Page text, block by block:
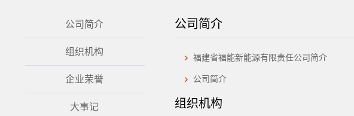
公司简介
组织机构
企业荣誉
大事记
公司简介
福建省福能新能源有限责任公司简介
公司简介
组织机构